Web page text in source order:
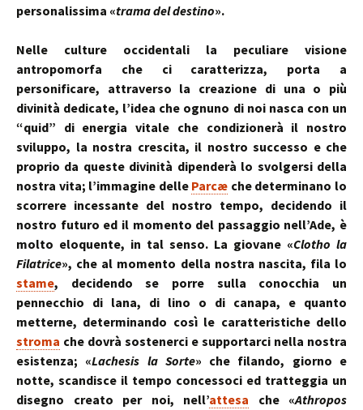
personalissima «trama del destino».
Nelle culture occidentali la peculiare visione
antropomorfa che ci caratterizza, porta a
personificare, attraverso la creazione di una o più
divinità dedicate, l’idea che ognuno di noi nasca con un
“quid” di energia vitale che condizionerà il nostro
sviluppo, la nostra crescita, il nostro successo e che
proprio da queste divinità dipenderà lo svolgersi della
nostra vita; l’immagine delle Parcæ che determinano lo
scorrere incessante del nostro tempo, decidendo il
nostro futuro ed il momento del passaggio nell’Ade, è
molto eloquente, in tal senso. La giovane «Clotho la
Filatrice», che al momento della nostra nascita, fila lo
stame, decidendo se porre sulla conocchia un
pennecchio di lana, di lino o di canapa, e quanto
metterne, determinando così le caratteristiche dello
stroma che dovrà sostenerci e supportarci nella nostra
esistenza; «Lachesis la Sorte» che filando, giorno e
notte, scandisce il tempo concessoci ed tratteggia un
disegno creato per noi, nell’attesa che «Athropos